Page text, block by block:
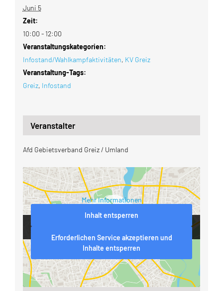
Juni 5
Zeit:
10:00 - 12:00
Veranstaltungskategorien:
Infostand/Wahlkampfaktivitäten, KV Greiz
Veranstaltung-Tags:
Greiz, Infostand
Veranstalter
Afd Gebietsverband Greiz / Umland
Mehr Informationen
Inhalt entsperren
Erforderlichen Service akzeptieren und
Inhalte entsperren